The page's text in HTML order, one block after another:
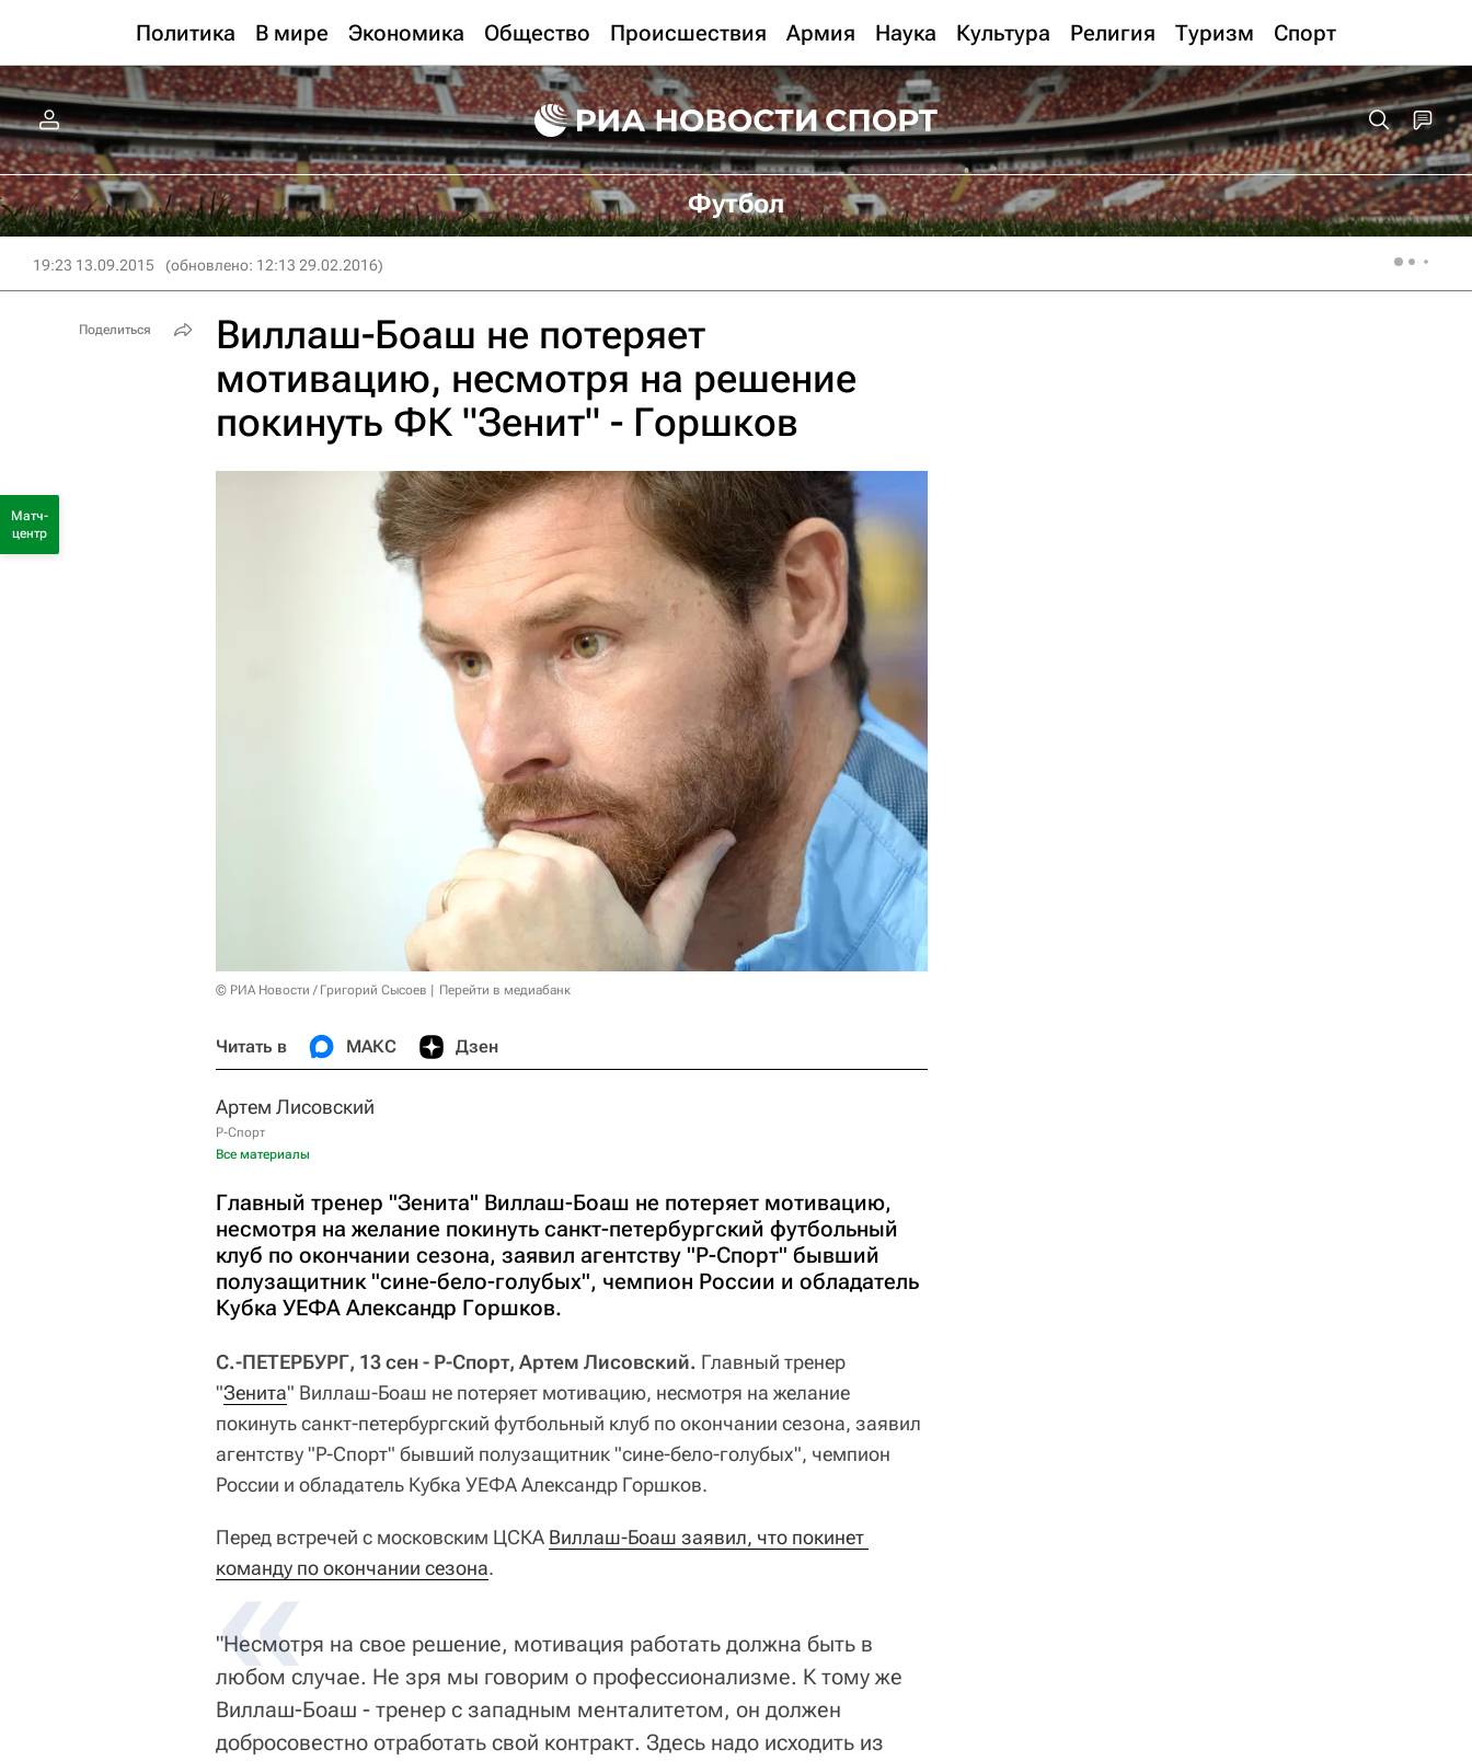
Политика В мире Экономика Общество Происшествия Армия Наука Культура Религия Туризм Спорт
Футбол
19:23 13.09.2015 (обновлено: 12:13 29.02.2016)
Виллаш-Боаш не потеряет
мотивацию, несмотря на решение
покинуть ФК "Зенит" - Горшков
© РИА Новости / Григорий Сысоев Перейти в медиабанк
Читать в МАКС Дзен
Артем Лисовский
Р-Спорт
Все материалы
Главный тренер "Зенита" Виллаш-Боаш не потеряет мотивацию,
несмотря на желание покинуть санкт-петербургский футбольный
клуб по окончании сезона, заявил агентству "Р-Спорт" бывший
полузащитник "сине-бело-голубых", чемпион России и обладатель
Кубка УЕФА Александр Горшков.
С.-ПЕТЕРБУРГ, 13 сен - Р-Спорт, Артем Лисовский. Главный тренер
"Зенита" Виллаш-Боаш не потеряет мотивацию, несмотря на желание
покинуть санкт-петербургский футбольный клуб по окончании сезона, заявил
агентству "Р-Спорт" бывший полузащитник "сине-бело-голубых", чемпион
России и обладатель Кубка УЕФА Александр Горшков.
Перед встречей с московским ЦСКА Виллаш-Боаш заявил, что покинет
команду по окончании сезона.
"Несмотря на свое решение, мотивация работать должна быть в
любом случае. Не зря мы говорим о профессионализме. К тому же
Виллаш-Боаш - тренер с западным менталитетом, он должен
добросовестно отработать свой контракт. Здесь надо исходить из
Поделиться
Матч-
центр